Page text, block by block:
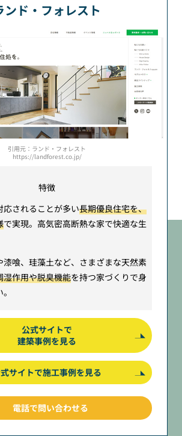
ンド・フォレスト
引用元：ランド・フォレスト
https://landforest.co.jp/
特徴
応されることが多い長期優良住宅を、
で実現。高気密高断熱な家で快適な生
漆喰、珪藻土など、さまざまな天然素
湿作用や脱臭機能を持つ家づくりで身
公式サイトで
建築事例を見る
サイトで施工事例を見る
電話で問い合わせる